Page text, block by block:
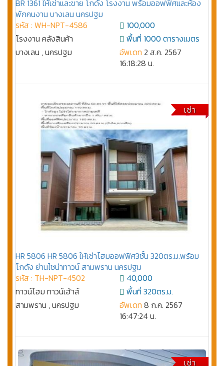
BR 1361 ให้เช่าและขาย โกดัง โรงงาน พร้อมออฟฟิศและห้อง
พักคนงาน บางเลน นครปฐม
รหัส : WH-NPT-4586
โรงงาน คลังสินค้า
บางเลน , นครปฐม
100,000
พื้นที่ 1000 ตารางเมตร
อัพเดท 2 ส.ค. 2567
16:18:28 น.
เช่า
HR 5806 HR 5806 ให้เช่าโฮมออฟฟิศ3ชั้น 320ตร.ม.พร้อม
โกดัง ย่านไชน่าทาวน์ สามพราน นครปฐม
รหัส : TH-NPT-4502
ทาวน์โฮม ทาวน์เฮ้าส์
สามพราน , นครปฐม
40,000
พื้นที่ 320ตร.ม.
อัพเดท 8 ก.ค. 2567
16:47:24 น.
เช่า